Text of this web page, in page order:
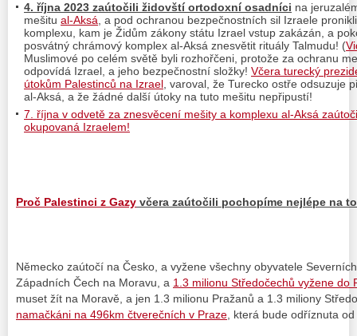
4. října 2023 zaútočili židovští ortodoxní osadníci na
mešitu al-Aksá , a pod ochranou bezpečnostních sil Izraele
komplexu, kam je Židům zákony státu Izrael vstup zakázán, a
posvátný chrámový komplex al-Aksá znesvětit rituály Talmudu! (
Muslimové po celém světě byli rozhořčeni, protože za ochranu
odpovídá Izrael, a jeho bezpečnostní složky! Včera turecký
útokům Palestinců na Izrael , varoval, že Turecko ostře odsuzuje
al-Aksá, a že žádné další útoky na tuto mešitu nepřipustí!
7. října v odvetě za znesvěcení mešity a komplexu al-Aksá
okupovaná Izraelem!
Proč Palestinci z Gazy včera zaútočili pochopíme nejlépe na
Německo zaútočí na Česko, a vyžene všechny obyvatele
Západních Čech na Moravu, a 1.3 milionu Středočechů vyžene do
muset žít na Moravě, a jen 1.3 milionu Pražanů a 1.3 miliony
namačkáni na 496km čtverečních v Praze , která bude odříznuta